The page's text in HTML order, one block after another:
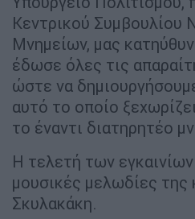
Κεντρικού
Μνημείων, μας
έδωσε όλες τις
ώστε να
αυτό το οποίο
το έναντι διατηρητέο
Η τελετή των
μουσικές μελωδίες της
Σκυλακάκη.